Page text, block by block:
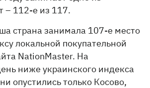
– 112-е из 117.
страна занимала 107-е место
локальной покупательной
NationMaster. На
ниже украинского индекса
опустились только Косово,